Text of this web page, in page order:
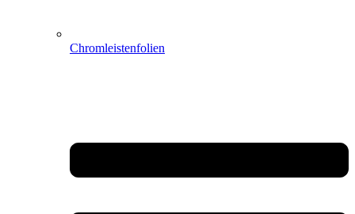
Chromleistenfolien